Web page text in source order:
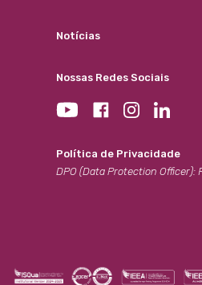
Notícias
Nossas Redes Sociais
Política de Privacidade
DPO (Data Protection Officer):